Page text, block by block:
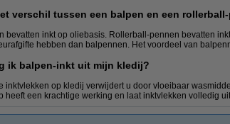
verschil tussen een balpen en een
bevatten inkt op oliebasis. Rollerball-pennen bevatten
hebben dan balpennen. Het voordeel van
ik balpen-inkt uit mijn kledij?
inktvlekken op kledij verwijdert u door vloeibaar
heeft een krachtige werking en laat inktvlekken volledig